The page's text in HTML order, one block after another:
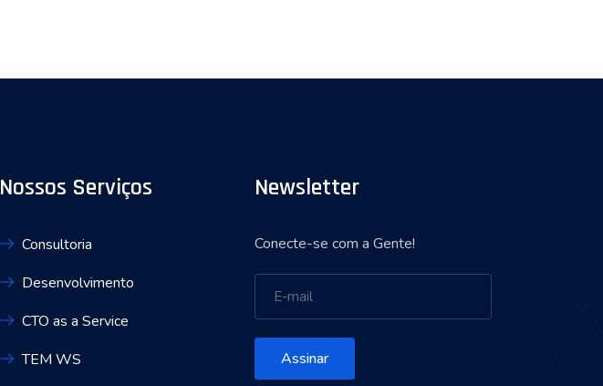
Nossos Serviços
Consultoria
Desenvolvimento
CTO as a Service
TEM WS
Newsletter
Conecte-se com a Gente!
Assinar